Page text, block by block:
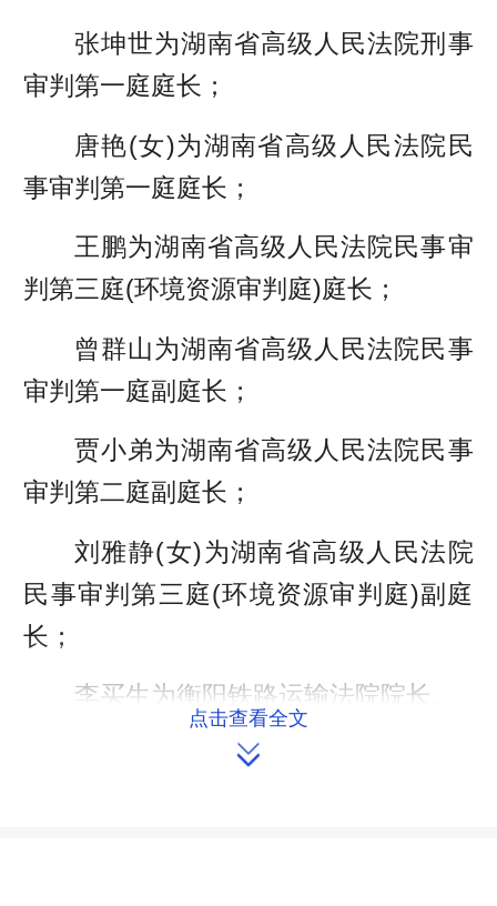
张坤世为湖南省高级人民法院刑事
审判第一庭庭长；
唐艳(女)为湖南省高级人民法院民
事审判第一庭庭长；
王鹏为湖南省高级人民法院民事审
判第三庭(环境资源审判庭)庭长；
曾群山为湖南省高级人民法院民事
审判第一庭副庭长；
贾小弟为湖南省高级人民法院民事
审判第二庭副庭长；
刘雅静(女)为湖南省高级人民法院
民事审判第三庭(环境资源审判庭)副庭
长；
李买生为衡阳铁路运输法院院长。
点击查看全文
